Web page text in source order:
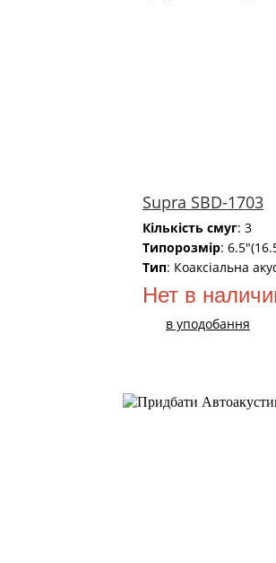
Supra SBD-1703
Кількість смуг: 3
Типорозмір:
Тип: Коаксіальна
Нет в
в уподобання